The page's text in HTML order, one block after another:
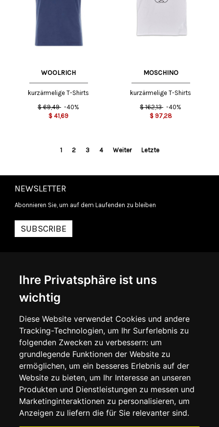
Ihre Privatsphäre ist uns
wichtig
Diese Website verwendet Cookies und andere
Tracking-Technologien, um Ihr Surferlebnis zu
folgenden Zwecken zu verbessern: um
grundlegende Funktionen der Website zu
ermöglichen, um ein besseres Erlebnis auf der
Website zu bieten, um Ihr Interesse an unseren
Produkten und Dienstleistungen zu messen und
Marketinginteraktionen zu personalisieren, um
Anzeigen zu liefern die für Sie relevanter sind.
WOOLRICH
kurzärmelige T-Shirts
$ 69,49 -40%
$ 41,69
MOSCHINO
kurzärmelige T-Shirts
$ 162,13 -40%
$ 97,28
1 2 3 4 Weiter Letzte
NEWSLETTER
Abonnieren Sie, um auf dem Laufenden zu bleiben
SUBSCRIBE
ÜBER UNS
KONTAKTIEREN SIE UNS
ALLGEMEINE GESCHÄFTSBEDINGUNGEN
LIEFERINFORMATIONEN
DATENSCHUTZERKLÄRUNG
COOKIE-RICHTLINIE
MEIN KONTO
BESTELLVERLAUF
ADRESSBUCH
WUNSCHLISTE